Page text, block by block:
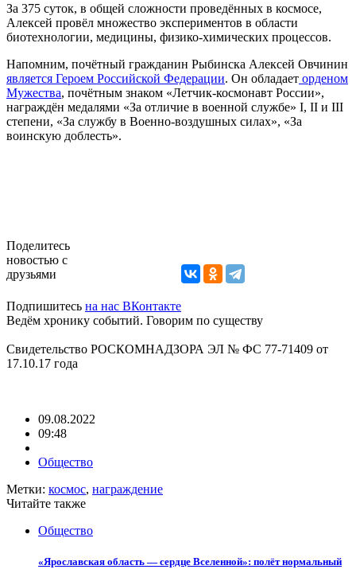
За 375 суток, в общей сложности проведённых в космосе,
Алексей провёл множество экспериментов в области
биотехнологии, медицины, физико-химических процессов.
Напомним, почётный гражданин Рыбинска Алексей Овчинин
является Героем Российской Федерации. Он обладает орденом
Мужества, почётным знаком «Летчик-космонавт России»,
награждён медалями «За отличие в военной службе» I, II и III
степени, «За службу в Военно-воздушных силах», «За
воинскую доблесть».
Поделитесь
новостью с
друзьями
Подпишитесь на нас ВКонтакте
Ведём хронику событий. Говорим по существу
Свидетельство РОСКОМНАДЗОРА ЭЛ № ФС 77-71409 от
17.10.17 года
09.08.2022
09:48
Общество
Метки: космос, награждение
Читайте также
Общество
«Ярославская область — сердце Вселенной»: полёт нормальный